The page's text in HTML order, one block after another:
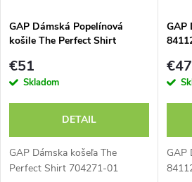
e
p
r
o
s
p
r
d
GAP Dámská Popelínová
košile The Perfect Shirt
€51
Skladom
DETAIL
GAP Dámska košeľa The
Perfect Shirt 704271-01
GAP
€47
GAP